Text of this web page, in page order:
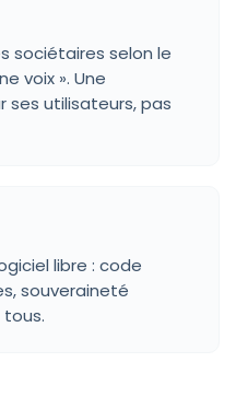
sociétaires selon le
voix ». Une
utilisateurs, pas
libre : code
souveraineté